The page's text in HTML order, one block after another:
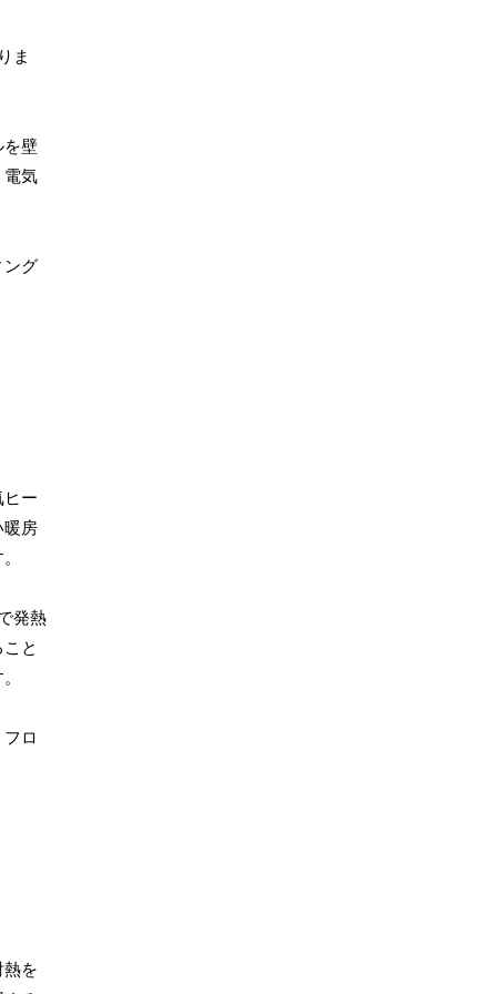
ま
を壁
電気
ング
ヒー
暖房
発熱
と
ロ
熱を